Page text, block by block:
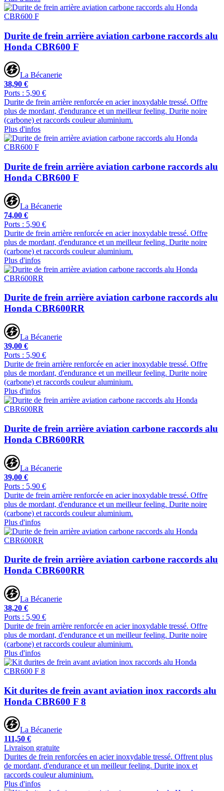
Durite de frein arrière aviation carbone raccords alu
Honda CBR600 F
La Bécanerie
38,90 €
Ports : 5,90 €
Durite de frein arrière renforcée en acier inoxydable tressé. Offre
plus de mordant, d'endurance et un meilleur feeling. Durite noire
(carbone) et raccords couleur aluminium.
Plus d'infos
Durite de frein arrière aviation carbone raccords alu
Honda CBR600 F
La Bécanerie
74,00 €
Ports : 5,90 €
Durite de frein arrière renforcée en acier inoxydable tressé. Offre
plus de mordant, d'endurance et un meilleur feeling. Durite noire
(carbone) et raccords couleur aluminium.
Plus d'infos
Durite de frein arrière aviation carbone raccords alu
Honda CBR600RR
La Bécanerie
39,00 €
Ports : 5,90 €
Durite de frein arrière renforcée en acier inoxydable tressé. Offre
plus de mordant, d'endurance et un meilleur feeling. Durite noire
(carbone) et raccords couleur aluminium.
Plus d'infos
Durite de frein arrière aviation carbone raccords alu
Honda CBR600RR
La Bécanerie
39,00 €
Ports : 5,90 €
Durite de frein arrière renforcée en acier inoxydable tressé. Offre
plus de mordant, d'endurance et un meilleur feeling. Durite noire
(carbone) et raccords couleur aluminium.
Plus d'infos
Durite de frein arrière aviation carbone raccords alu
Honda CBR600RR
La Bécanerie
38,20 €
Ports : 5,90 €
Durite de frein arrière renforcée en acier inoxydable tressé. Offre
plus de mordant, d'endurance et un meilleur feeling. Durite noire
(carbone) et raccords couleur aluminium.
Plus d'infos
Kit durites de frein avant aviation inox raccords alu
Honda CBR600 F 8
La Bécanerie
111,50 €
Livraison gratuite
Durites de frein renforcées en acier inoxydable tressé. Offrent plus
de mordant, d'endurance et un meilleur feeling. Durite inox et
raccords couleur aluminium.
Plus d'infos